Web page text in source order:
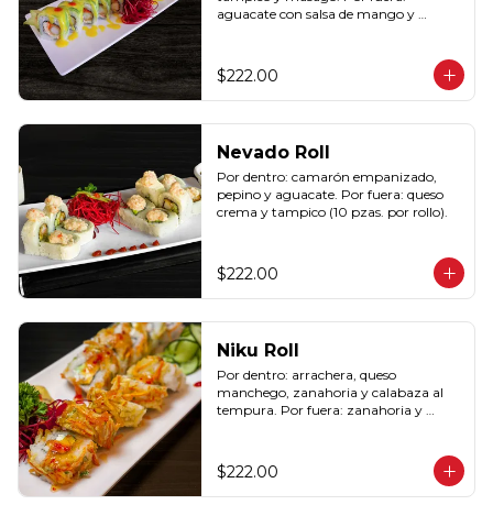
aguacate con salsa de mango y
$222.00
Nevado Roll
Por dentro: camarón empanizado,
pepino y aguacate. Por fuera: queso
crema y tampico (10 pzas. por rollo).
$222.00
Niku Roll
Por dentro: arrachera, queso
manchego, zanahoria y calabaza al
tempura. Por fuera: zanahoria y
$222.00